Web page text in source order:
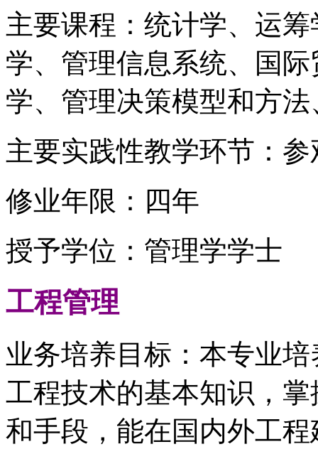
主要课程：统计学、运
学、管理信息系统、国
学、管理决策模型和方
主要实践性教学环节：
修业年限：四年
授予学位：管理学学士
工程管理
业务培养目标：本专业
工程技术的基本知识，
和手段，能在国内外工